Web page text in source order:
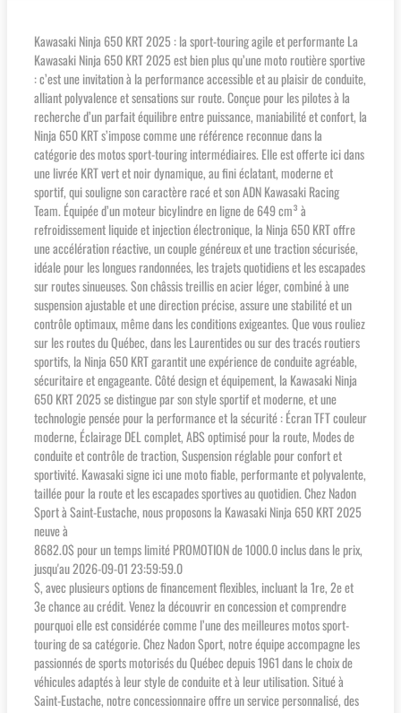
Kawasaki Ninja 650 KRT 2025 : la sport-touring agile et performante La
Kawasaki Ninja 650 KRT 2025 est bien plus qu’une moto routière sportive
: c’est une invitation à la performance accessible et au plaisir de conduite,
alliant polyvalence et sensations sur route. Conçue pour les pilotes à la
recherche d’un parfait équilibre entre puissance, maniabilité et confort, la
Ninja 650 KRT s’impose comme une référence reconnue dans la
catégorie des motos sport-touring intermédiaires. Elle est offerte ici dans
une livrée KRT vert et noir dynamique, au fini éclatant, moderne et
sportif, qui souligne son caractère racé et son ADN Kawasaki Racing
Team. Équipée d’un moteur bicylindre en ligne de 649 cm³ à
refroidissement liquide et injection électronique, la Ninja 650 KRT offre
une accélération réactive, un couple généreux et une traction sécurisée,
idéale pour les longues randonnées, les trajets quotidiens et les escapades
sur routes sinueuses. Son châssis treillis en acier léger, combiné à une
suspension ajustable et une direction précise, assure une stabilité et un
contrôle optimaux, même dans les conditions exigeantes. Que vous rouliez
sur les routes du Québec, dans les Laurentides ou sur des tracés routiers
sportifs, la Ninja 650 KRT garantit une expérience de conduite agréable,
sécuritaire et engageante. Côté design et équipement, la Kawasaki Ninja
650 KRT 2025 se distingue par son style sportif et moderne, et une
technologie pensée pour la performance et la sécurité : Écran TFT couleur
moderne, Éclairage DEL complet, ABS optimisé pour la route, Modes de
conduite et contrôle de traction, Suspension réglable pour confort et
sportivité. Kawasaki signe ici une moto fiable, performante et polyvalente,
taillée pour la route et les escapades sportives au quotidien. Chez Nadon
Sport à Saint-Eustache, nous proposons la Kawasaki Ninja 650 KRT 2025
neuve à
8682.0$ pour un temps limité PROMOTION de 1000.0 inclus dans le prix,
jusqu'au 2026-09-01 23:59:59.0
$, avec plusieurs options de financement flexibles, incluant la 1re, 2e et
3e chance au crédit. Venez la découvrir en concession et comprendre
pourquoi elle est considérée comme l’une des meilleures motos sport-
touring de sa catégorie. Chez Nadon Sport, notre équipe accompagne les
passionnés de sports motorisés du Québec depuis 1961 dans le choix de
véhicules adaptés à leur style de conduite et à leur utilisation. Situé à
Saint-Eustache, notre concessionnaire offre un service personnalisé, des